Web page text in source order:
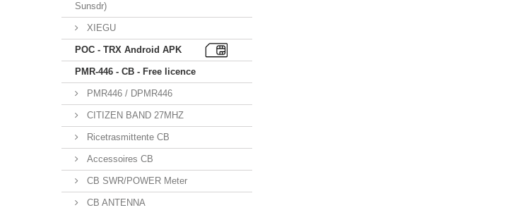
Sunsdr)
XIEGU
POC - TRX Android APK
PMR-446 - CB - Free licence
PMR446 / DPMR446
CITIZEN BAND 27MHZ
Ricetrasmittente CB
Accessoires CB
CB SWR/POWER Meter
CB ANTENNA